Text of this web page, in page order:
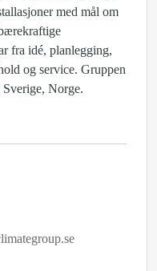
med mål om
fra idé, planlegging,
og service. Gruppen
Norge.